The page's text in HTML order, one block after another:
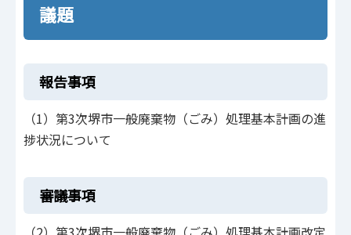
議題
報告事項
（1）第3次堺市一般廃棄物（ごみ）処理基本計画の進
捗状況について
審議事項